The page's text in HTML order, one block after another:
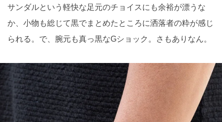
サンダルという軽快な足元のチョイスにも余裕が漂うな
か、小物も総じて黒でまとめたところに洒落者の粋が感じ
られる。で、腕元も真っ黒なGショック。さもありなん。